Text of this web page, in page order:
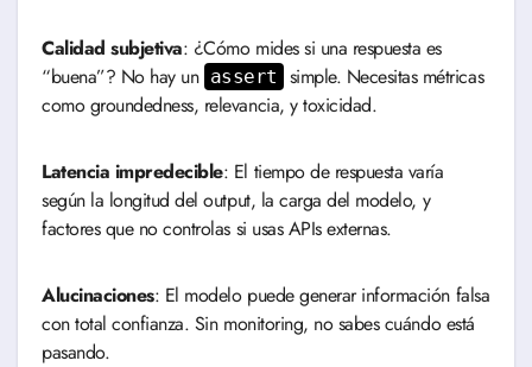
Calidad subjetiva: ¿Cómo mides si una respuesta es
“buena”? No hay un assert
simple. Necesitas métricas
como groundedness, relevancia, y toxicidad.
Latencia impredecible: El tiempo de respuesta varía
según la longitud del output, la carga del modelo, y
factores que no controlas si usas APIs externas.
Alucinaciones: El modelo puede generar información falsa
con total confianza. Sin monitoring, no sabes cuándo está
pasando.